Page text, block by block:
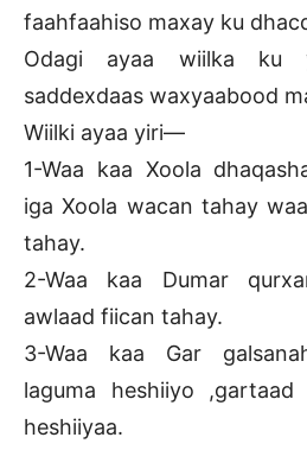
faahfaahiso maxay ku
Odagi ayaa wiilka ku
saddexdaas waxyaabood
Wiilki ayaa yiri—
1-Waa kaa Xoola
iga Xoola wacan tahay
tahay.
2-Waa kaa Dumar
awlaad fiican tahay.
3-Waa kaa Gar
laguma heshiiyo
heshiiyaa.